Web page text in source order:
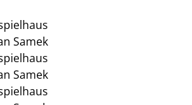
Samek
Samek